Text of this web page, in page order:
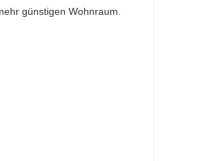
günstigen Wohnraum.